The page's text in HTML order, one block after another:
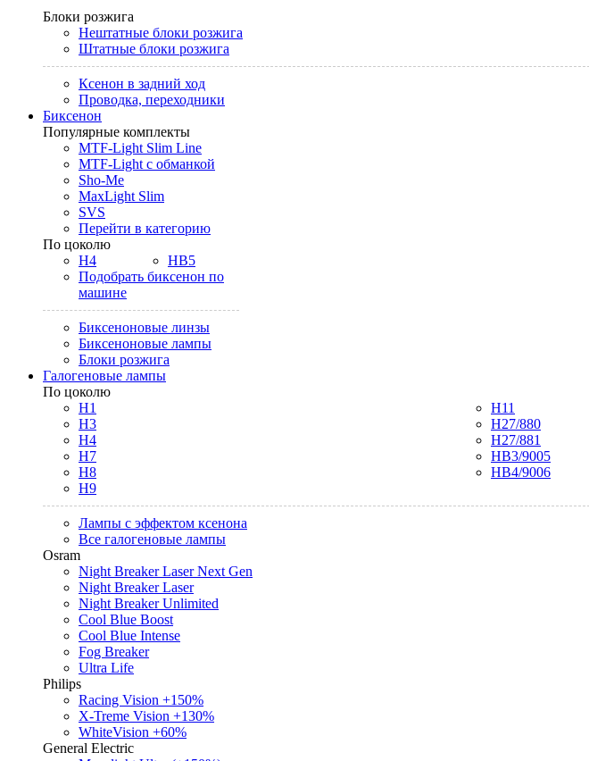
Блоки розжига
Нештатные блоки розжига
Штатные блоки розжига
Ксенон в задний ход
Проводка, переходники
Биксенон
Популярные комплекты
MTF-Light Slim Line
MTF-Light с обманкой
Sho-Me
MaxLight Slim
SVS
Перейти в категорию
По цоколю
H4
HB5
Подобрать биксенон по
машине
Биксеноновые линзы
Биксеноновые лампы
Блоки розжига
Галогеновые лампы
По цоколю
H1
H3
H4
H7
H8
H9
H11
H27/880
H27/881
HB3/9005
HB4/9006
Лампы с эффектом ксенона
Все галогеновые лампы
Osram
Night Breaker Laser Next Gen
Night Breaker Laser
Night Breaker Unlimited
Cool Blue Boost
Cool Blue Intense
Fog Breaker
Ultra Life
Philips
Racing Vision +150%
X-Treme Vision +130%
WhiteVision +60%
General Electric